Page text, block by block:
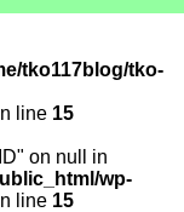
tko117blog/tko-
line 15
on null in
wp-
line 15